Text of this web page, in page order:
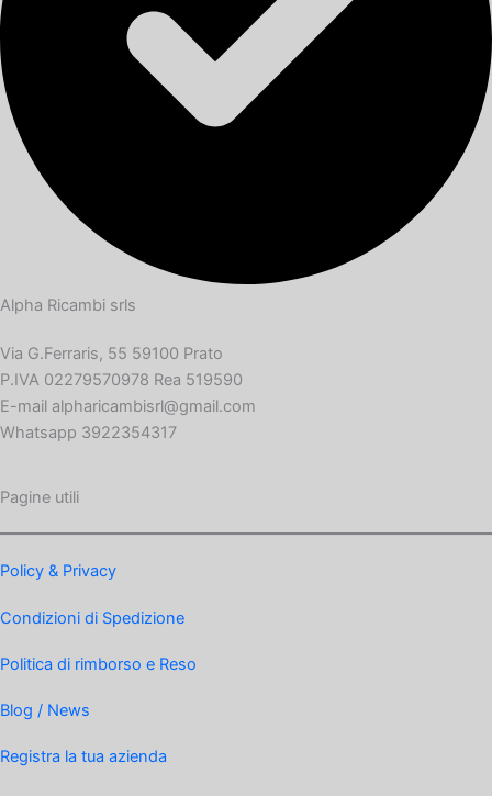
Alpha Ricambi srls
Via G.Ferraris, 55 59100 Prato
P.IVA 02279570978 Rea 519590
E-mail alpharicambisrl@gmail.com
Whatsapp 3922354317
Pagine utili
Policy & Privacy
Condizioni di Spedizione
Politica di rimborso e Reso
Blog / News
Registra la tua azienda